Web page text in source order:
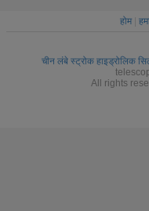
होम
चीन लंबे स्ट्रोक हाइड्रोलिक
All rights